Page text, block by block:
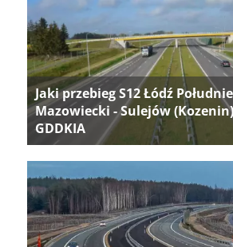
Jaki przebieg S12 Łódź
Mazowiecki - Sulejów
GDDKIA